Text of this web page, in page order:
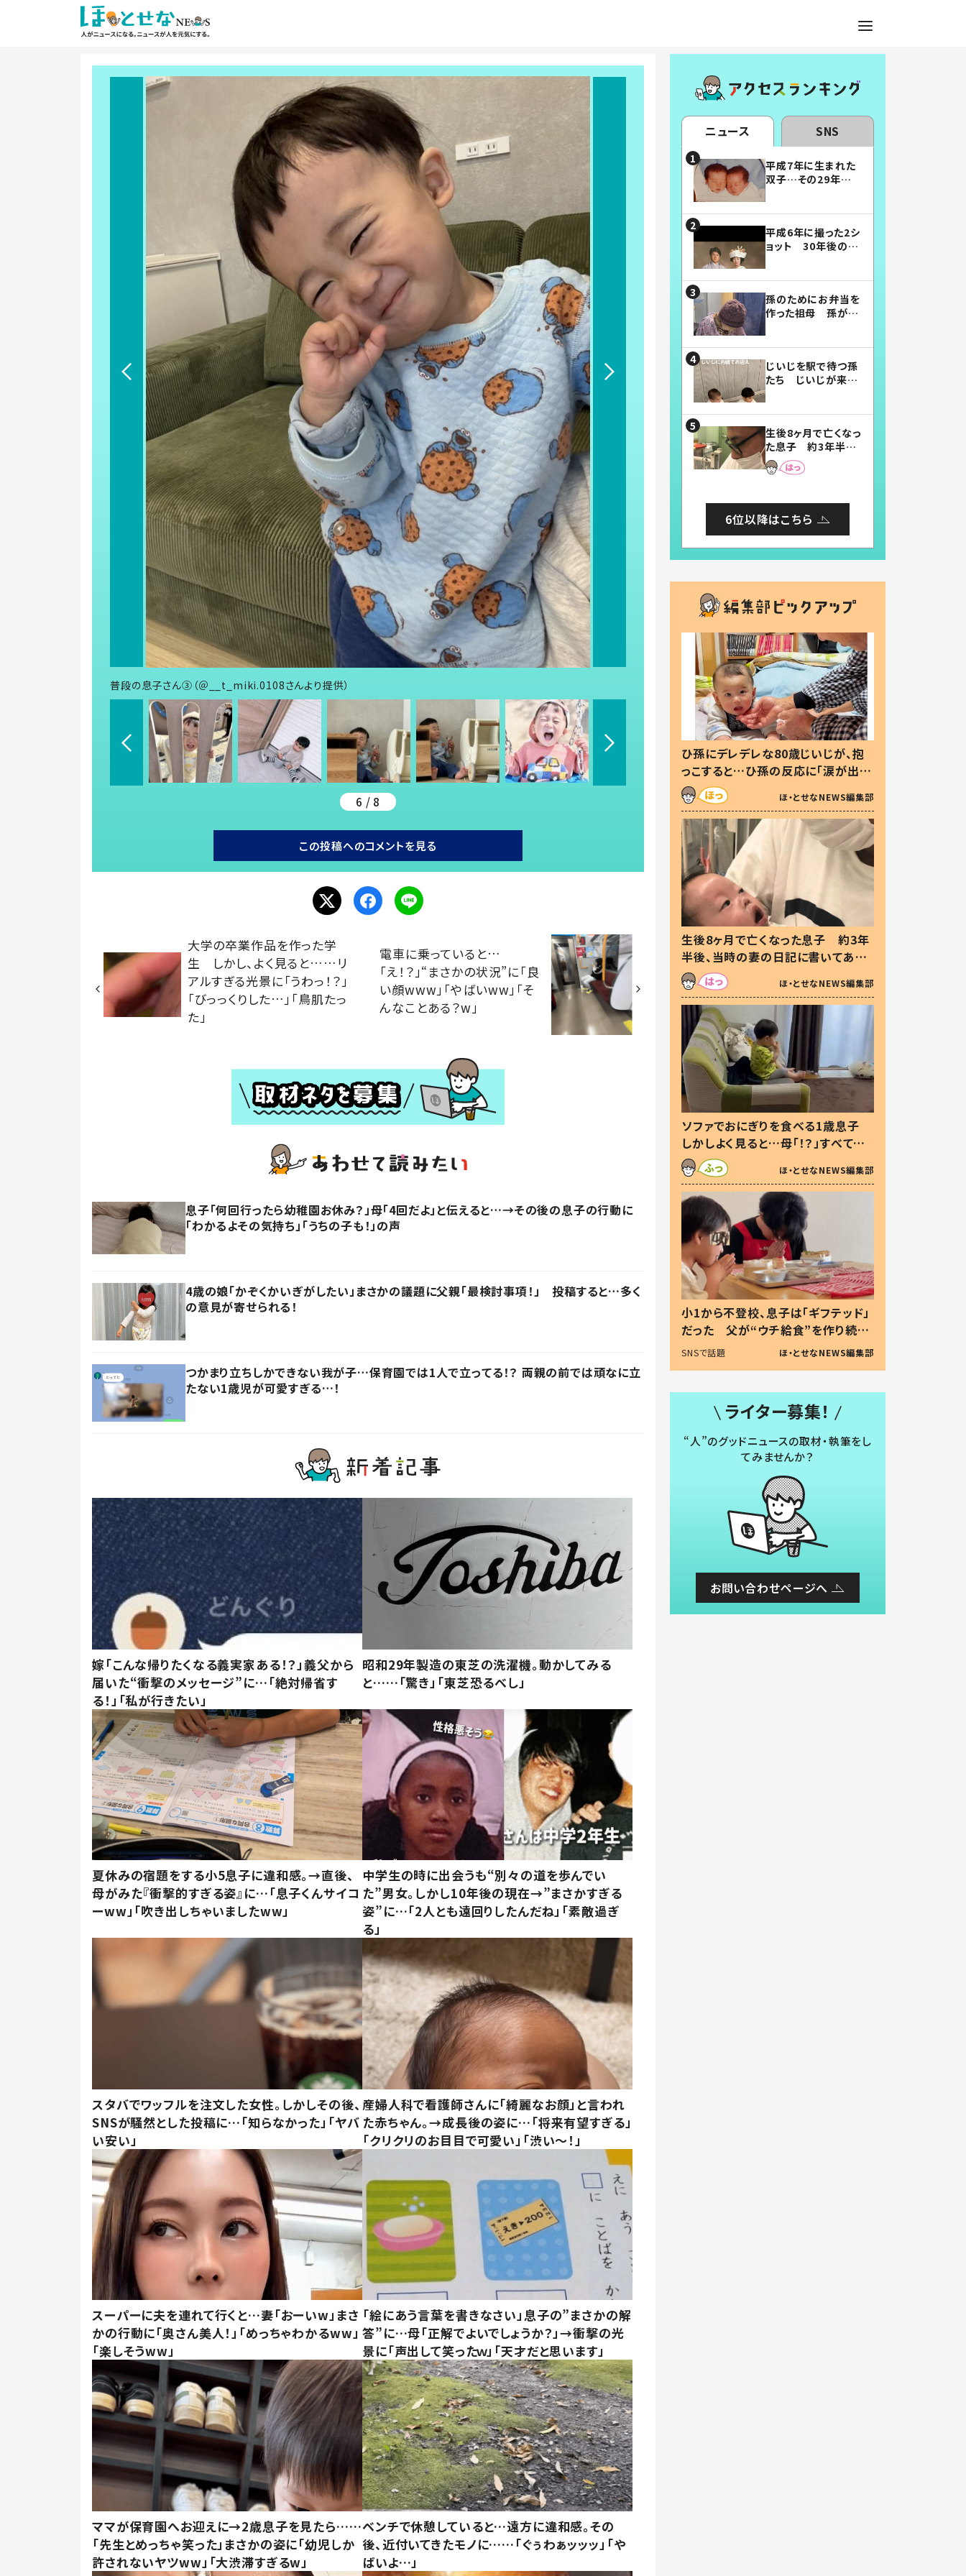
普段の息子さん③（＠__t_miki.0108さんより提供）
6 / 8
この投稿へのコメントを見る
大学の卒業作品を作った学
生 しかし、よく見ると……リ
アルすぎる光景に「うわっ！？」
「びっっくりした…」「鳥肌たっ
た」
電車に乗っていると…
「え！？」“まさかの状況”に「良
い顔www」「やばいww」「そ
んなことある？w」
息子「何回行ったら幼稚園お休み？」母「4回だよ」と伝えると…→その後の息子の行動に
「わかるよその気持ち」「うちの子も！」の声
4歳の娘「かぞくかいぎがしたい」まさかの議題に父親「最検討事項！」 投稿すると…多く
の意見が寄せられる！
つかまり立ちしかできない我が子…保育園では1人で立ってる！？ 両親の前では頑なに立
たない1歳児が可愛すぎる…！
嫁「こんな帰りたくなる義実家ある！？」義父から
届いた“衝撃のメッセージ”に…「絶対帰省す
る！」「私が行きたい」
昭和29年製造の東芝の洗濯機。動かしてみる
と……「驚き」「東芝恐るべし」
夏休みの宿題をする小5息子に違和感。→直後、
母がみた『衝撃的すぎる姿』に…「息子くんサイコ
ーww」「吹き出しちゃいましたww」
中学生の時に出会うも“別々の道を歩んでい
た”男女。しかし10年後の現在→”まさかすぎる
姿”に…「2人とも遠回りしたんだね」「素敵過ぎ
る」
スタバでワッフルを注文した女性。しかしその後、
SNSが騒然とした投稿に…「知らなかった」「ヤバ
い安い」
産婦人科で看護師さんに「綺麗なお顔」と言われ
た赤ちゃん。→成長後の姿に…「将来有望すぎる」
「クリクリのお目目で可愛い」「渋い～！」
スーパーに夫を連れて行くと…妻「おーいw」まさ
かの行動に「奥さん美人！」「めっちゃわかるww」
「楽しそうww」
「絵にあう言葉を書きなさい」息子の”まさかの解
答”に…母「正解でよいでしょうか？」→衝撃の光
景に「声出して笑ったｗ」「天才だと思います」
ママが保育園へお迎えに→2歳息子を見たら……
「先生とめっちゃ笑った」まさかの姿に「幼児しか
許されないヤツww」「大渋滞すぎるw」
ベンチで休憩していると…遠方に違和感。その
後、近付いてきたモノに……「ぐぅわぁッッッ」「や
ばいよ…」
ニュース SNS
平成7年に生まれた
双子…その29年後
平成6年に撮った2シ
ョット 30年後の姿
孫のためにお弁当を
作った祖母 孫が絶
じいじを駅で待つ孫
たち じいじが来た
まらない」「幸せにな
れる」
生後8ヶ月で亡くなっ
た息子 約3年半
後、当時の妻の日記
に書いてあった本音
6位以降はこちら
ひ孫にデレデレな80歳じいじが、抱
っこすると…ひ孫の反応に「涙が出ま
した」「可愛くて仕方ない」
ほ・とせなNEWS編集部
生後8ヶ月で亡くなった息子 約3年
半後、当時の妻の日記に書いてあっ
た本音とは
ほ・とせなNEWS編集部
ソファでおにぎりを食べる1歳息子
しかしよく見ると…母「！？」すべてを
察した母の投稿に「可愛いから許
す！」「現行犯〜」
ほ・とせなNEWS編集部
小1から不登校、息子は「ギフテッド」
だった 父が“ウチ給食”を作り続け
る理由とは #令和の親 #令和の子
SNSで話題 ほ・とせなNEWS編集部
ライター募集！
“人”のグッドニュースの取材・執筆をし
てみませんか？
お問い合わせページへ